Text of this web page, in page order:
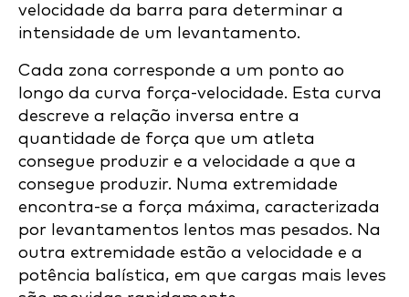
velocidade da barra para determinar a
intensidade de um levantamento.
Cada zona corresponde a um ponto ao
longo da curva força-velocidade. Esta curva
descreve a relação inversa entre a
quantidade de força que um atleta
consegue produzir e a velocidade a que a
consegue produzir. Numa extremidade
encontra-se a força máxima, caracterizada
por levantamentos lentos mas pesados. Na
outra extremidade estão a velocidade e a
potência balística, em que cargas mais leves